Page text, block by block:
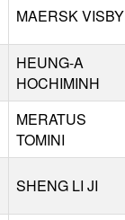
MAERSK VISBY
HEUNG-A
HOCHIMINH
MERATUS
TOMINI
SHENG LI JI